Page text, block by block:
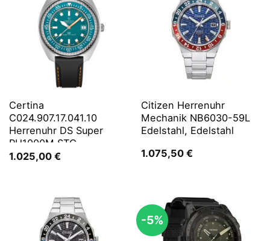
Certina
C024.907.17.041.10
Herrenuhr DS Super
PH1000M STC
1.025,00 €
Citizen Herrenuhr
Mechanik NB6030-59L
Edelstahl, Edelstahl
1.075,50 €
-5%